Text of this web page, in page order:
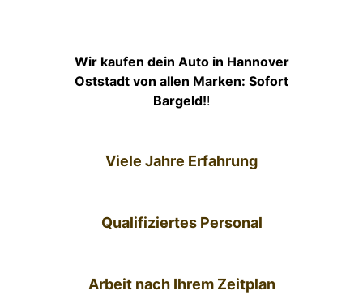
Wir kaufen dein Auto in Hannover
Oststadt von allen Marken: Sofort
Bargeld!!
Viele Jahre Erfahrung
Qualifiziertes Personal
Arbeit nach Ihrem Zeitplan